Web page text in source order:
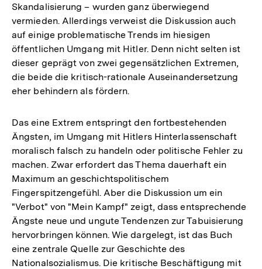
Skandalisierung – wurden ganz überwiegend
vermieden. Allerdings verweist die Diskussion auch
auf einige problematische Trends im hiesigen
öffentlichen Umgang mit Hitler. Denn nicht selten ist
dieser geprägt von zwei gegensätzlichen Extremen,
die beide die kritisch-rationale Auseinandersetzung
eher behindern als fördern.
Das eine Extrem entspringt den fortbestehenden
Ängsten, im Umgang mit Hitlers Hinterlassenschaft
moralisch falsch zu handeln oder politische Fehler zu
machen. Zwar erfordert das Thema dauerhaft ein
Maximum an geschichtspolitischem
Fingerspitzengefühl. Aber die Diskussion um ein
"Verbot" von "Mein Kampf" zeigt, dass entsprechende
Ängste neue und ungute Tendenzen zur Tabuisierung
hervorbringen können. Wie dargelegt, ist das Buch
eine zentrale Quelle zur Geschichte des
Nationalsozialismus. Die kritische Beschäftigung mit